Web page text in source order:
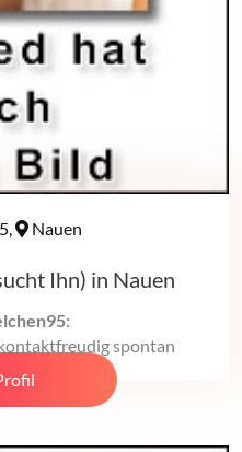
Nauen
Ihn) in Nauen
spontan